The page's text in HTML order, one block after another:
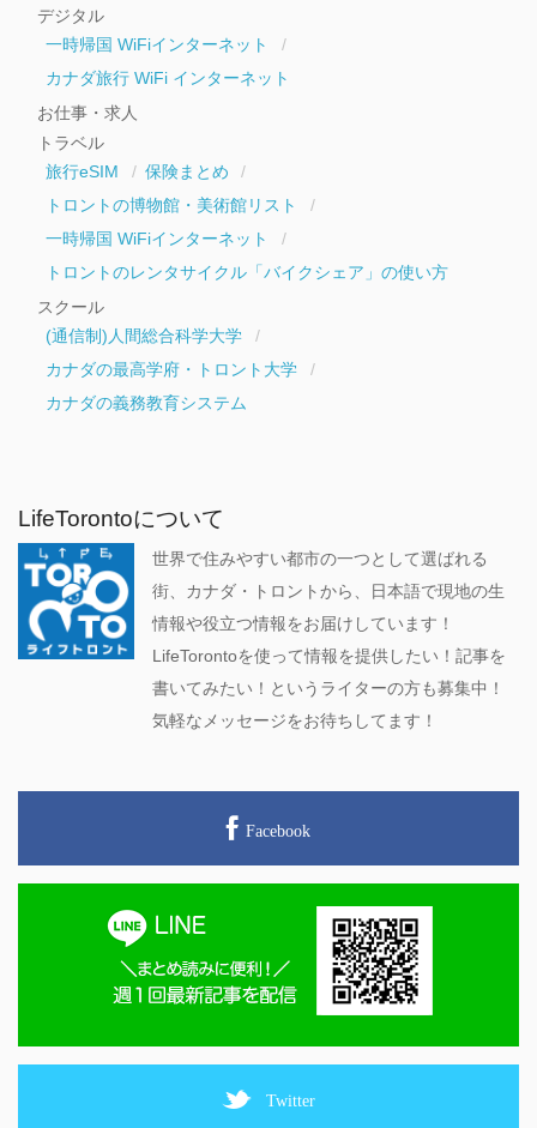
デジタル
一時帰国 WiFiインターネット
カナダ旅行 WiFi インターネット
お仕事・求人
トラベル
旅行eSIM
保険まとめ
トロントの博物館・美術館リスト
一時帰国 WiFiインターネット
トロントのレンタサイクル「バイクシェア」の使い方
スクール
(通信制)人間総合科学大学
カナダの最高学府・トロント大学
カナダの義務教育システム
LifeTorontoについて
世界で住みやすい都市の一つとして選ばれる
街、カナダ・トロントから、日本語で現地の生
情報や役立つ情報をお届けしています！
LifeTorontoを使って情報を提供したい！記事を
書いてみたい！というライターの方も募集中！
気軽なメッセージをお待ちしてます！
Facebook
Twitter